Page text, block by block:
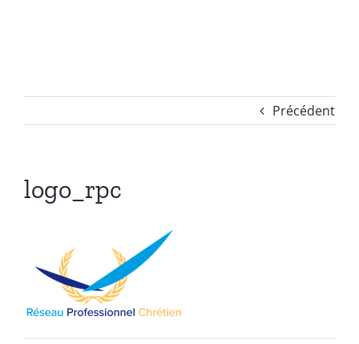
Précédent
logo_rpc